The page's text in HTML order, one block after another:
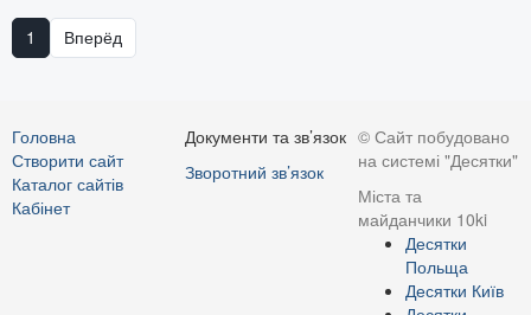
1 Вперёд
Головна
Створити сайт
Каталог сайтів
Кабінет
Документи та зв’язок
Зворотний зв’язок
© Сайт побудовано
на системі "Десятки"
Міста та
майданчики 10ki
Десятки
Польща
Десятки Київ